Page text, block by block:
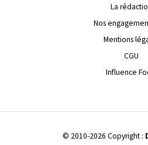
La
Nos
Mentions
CGU
Influence
© 2010-2026 Copyright :